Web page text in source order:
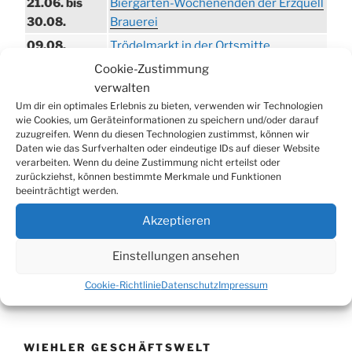
Cookie-Zustimmung
verwalten
Um dir ein optimales Erlebnis zu bieten, verwenden wir Technologien
wie Cookies, um Geräteinformationen zu speichern und/oder darauf
zuzugreifen. Wenn du diesen Technologien zustimmst, können wir
Daten wie das Surfverhalten oder eindeutige IDs auf dieser Website
verarbeiten. Wenn du deine Zustimmung nicht erteilst oder
zurückziehst, können bestimmte Merkmale und Funktionen
beeinträchtigt werden.
Akzeptieren
Einstellungen ansehen
Cookie-RichtlinieDatenschutzImpressum
21.06. bis
30.08.
Biergarten-Wochenenden der Erzquell
Brauerei
09.08.
Trödelmarkt in der Ortsmitte
Sommerfest in Helmerhausen
Beach-Volleyball-Turnier
13.09.
Wandertag
19.09.
Treckertreffen in Hengstenberg
ab 24.09.
Herbstprogramm im Burghaus
26.09.
Herbstbasar
Katharinenball in der Aula
St. Martin in Oberbantenberg
09.11.
St. Martin in Weiershagen
WIEHLER GESCHÄFTSWELT